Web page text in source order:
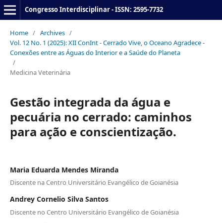
Congresso Interdisciplinar - ISSN: 2595-7732
Home / Archives /
Vol. 12 No. 1 (2025): XII ConInt - Cerrado Vive, o Oceano Agradece -
Conexões entre as Águas do Interior e a Saúde do Planeta
/
Medicina Veterinária
Gestão integrada da água e
pecuária no cerrado: caminhos
para ação e conscientização.
Maria Eduarda Mendes Miranda
Discente na Centro Universitário Evangélico de Goianésia
Andrey Cornelio Silva Santos
Discente no Centro Universitário Evangélico de Goianésia